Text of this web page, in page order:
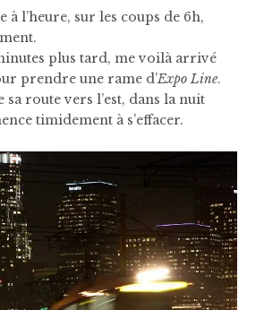
à l’heure, sur les coups de 6h,
plus tard, me voilà arrivé
prendre une rame d’Expo Line.
route vers l’est, dans la nuit
timidement à s’effacer.